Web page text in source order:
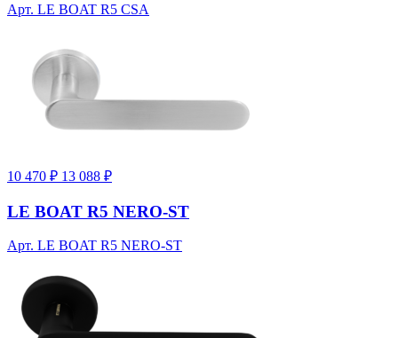
Арт. LE BOAT R5 CSA
10 470 ₽ 13 088 ₽
LE BOAT R5 NERO-ST
Арт. LE BOAT R5 NERO-ST